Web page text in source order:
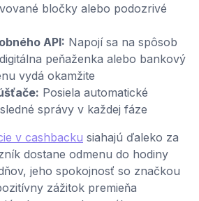
bločky alebo podozrivé
API: Napojí sa na spôsob
peňaženka alebo bankový
vydá okamžite
Posiela automatické
správy v každej fáze
v cashbacku siahajú ďaleko za
dostane odmenu do hodiny
jeho spokojnosť so značkou
zážitok premieňa